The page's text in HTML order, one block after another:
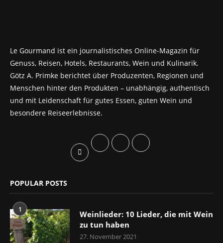
Le Gourmand ist ein journalistisches Online-Magazin für
Genuss, Reisen, Hotels, Restaurants, Wein und Kulinarik.
Götz A. Primke berichtet über Produzenten, Regionen und
Menschen hinter den Produkten – unabhängig, authentisch
und mit Leidenschaft für gutes Essen, guten Wein und
besondere Reiseerlebnisse.
POPULAR POSTS
1
Weinlieder: 10 Lieder, die mit Wein
zu tun haben
27. November 2021